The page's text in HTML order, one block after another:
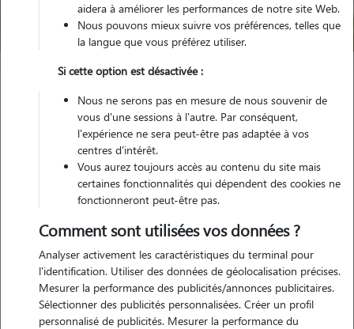
Trouver mon Pet Sitter
Châtillon-sur-Indre
Nos promeneurs et familles d'accueil
à Châtillon-sur-Indre (36700)
aidera à améliorer les performances de notre site Web.
Nous pouvons mieux suivre vos préférences, telles que
la langue que vous préférez utiliser.
Si cette option est désactivée :
Nous ne serons pas en mesure de nous souvenir de
vous d'une sessions à l'autre. Par conséquent,
l'expérience ne sera peut-être pas adaptée à vos
centres d'intérêt.
Vous aurez toujours accès au contenu du site mais
certaines fonctionnalités qui dépendent des cookies ne
fonctionneront peut-être pas.
Comment sont utilisées vos données ?
Analyser activement les caractéristiques du terminal pour
l'identification. Utiliser des données de géolocalisation précises.
Mesurer la performance des publicités/annonces publicitaires.
Sélectionner des publicités personnalisées. Créer un profil
personnalisé de publicités. Mesurer la performance du